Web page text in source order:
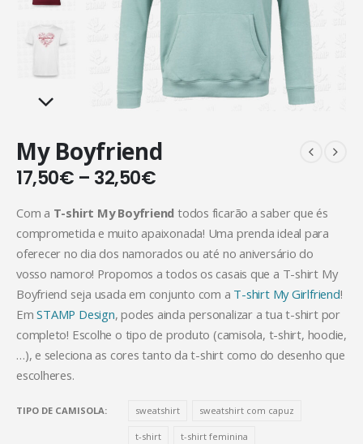
My Boyfriend
17,50€ – 32,50€
Com a T-shirt My Boyfriend todos ficarão a saber que és
comprometida e muito apaixonada! Uma prenda ideal para
oferecer no dia dos namorados ou até no aniversário do
vosso namoro! Propomos a todos os casais que a T-shirt My
Boyfriend seja usada em conjunto com a T-shirt My Girlfriend!
EmSTAMP Design, podes ainda personalizar a tua t-shirt por
completo! Escolhe o tipo de produto (camisola, t-shirt, hoodie,
…), e seleciona as cores tanto da t-shirt como do desenho que
escolheres.
TIPO DE CAMISOLA sweatshirt sweatshirt com capuz
t-shirt t-shirt feminina